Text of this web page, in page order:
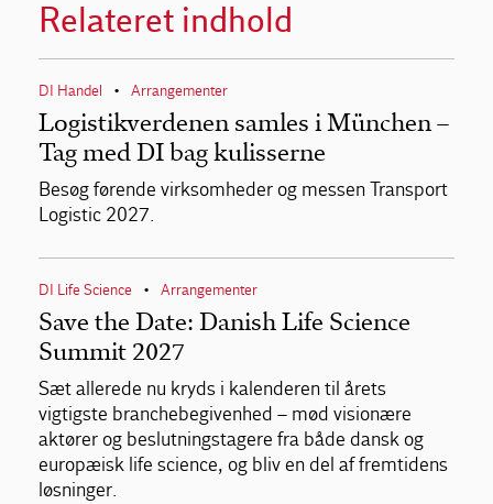
Relateret indhold
DI Handel • Arrangementer
Logistikverdenen samles i München –
Tag med DI bag kulisserne
Besøg førende virksomheder og messen Transport
Logistic 2027.
DI Life Science • Arrangementer
Save the Date: Danish Life Science
Summit 2027
Sæt allerede nu kryds i kalenderen til årets
vigtigste branchebegivenhed – mød visionære
aktører og beslutningstagere fra både dansk og
europæisk life science, og bliv en del af fremtidens
løsninger.